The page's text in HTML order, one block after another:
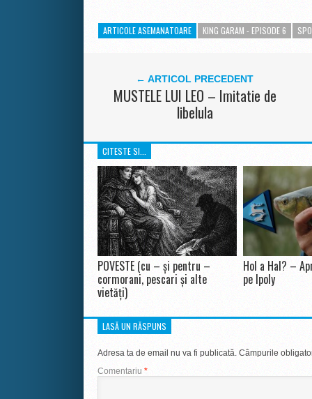
ARTICOLE ASEMANATOARE KING GARAM - EPISODE 6
← ARTICOL PRECEDENT
MUSTELE LUI LEO – Imitatie de
libelula
CITESTE SI...
POVESTE (cu – și pentru –
cormorani, pescari și alte
vietăți)
Hol a Hal? –
pe Ipoly
LASĂ UN RĂSPUNS
Adresa ta de email nu va fi publicată. Câmpurile
Comentariu *